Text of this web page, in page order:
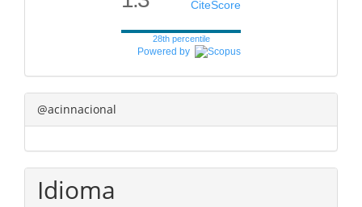
CiteScore
28th percentile
Powered by
@acinnacional
Idioma